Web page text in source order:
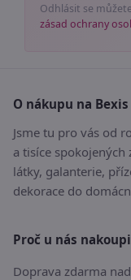
Odhlásit se
zásad ochrany
O nákupu na Bexis
Jsme tu pro vás od
a tisíce
látky, galanterie,
dekorace do
Proč u nás
Doprava zdarma